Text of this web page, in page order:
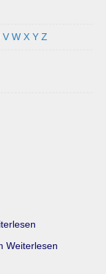
V W X Y Z